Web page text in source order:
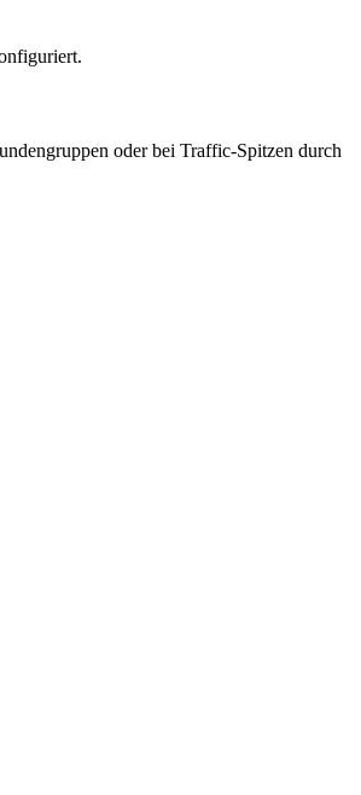
oder bei Traffic-Spitzen durch